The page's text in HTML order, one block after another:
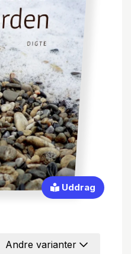
Uddrag
Andre varianter